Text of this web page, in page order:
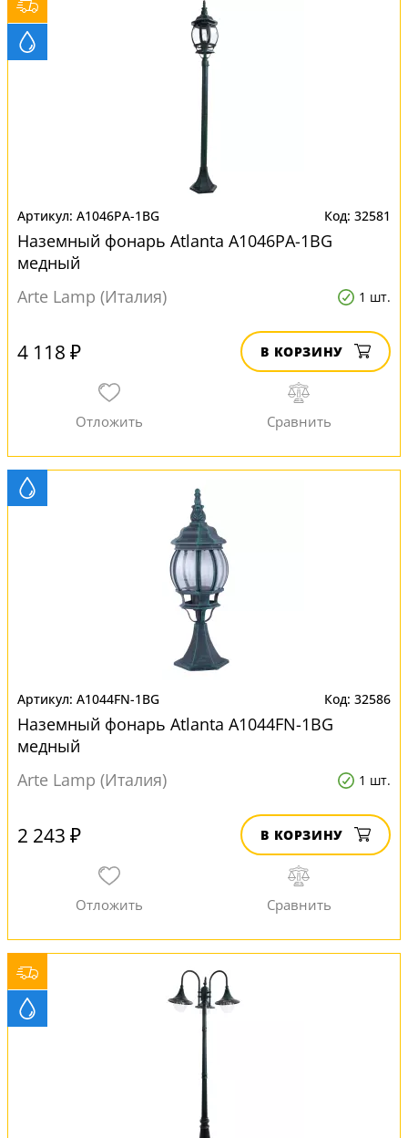
A1046PA-1BG 32581
Наземный фонарь Atlanta A1046PA-1BG
медный
Arte Lamp (Италия)
1 шт.
4 118 ₽ В КОРЗИНУ
A1044FN-1BG 32586
Наземный фонарь Atlanta A1044FN-1BG
медный
Arte Lamp (Италия)
1 шт.
2 243 ₽ В КОРЗИНУ